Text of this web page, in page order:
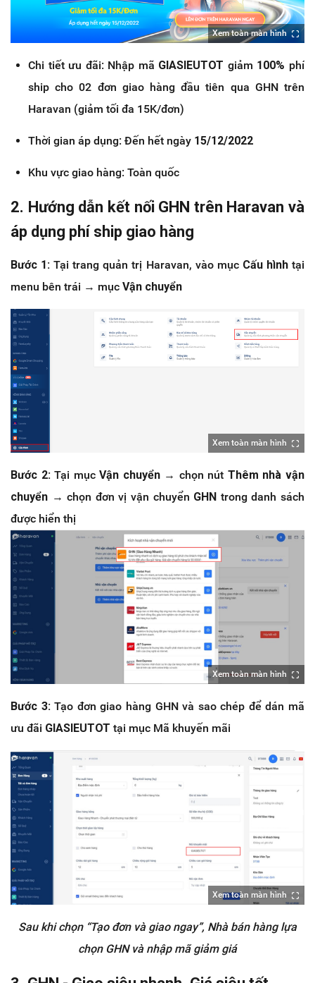
Xem toàn màn hình
Chi tiết ưu đãi: Nhập mã GIASIEUTOT giảm 100% phí
ship cho 02 đơn giao hàng đầu tiên qua GHN trên
Haravan (giảm tối đa 15K/đơn)
Thời gian áp dụng: Đến hết ngày 15/12/2022
Khu vực giao hàng: Toàn quốc
2. Hướng dẫn kết nối GHN trên Haravan và
áp dụng phí ship giao hàng
Bước 1: Tại trang quản trị Haravan, vào mụcCấu hìnhtại
menu bên trái → mục Vận chuyển
Xem toàn màn hình
Bước 2:Tại mụcVận chuyển→ chọn nút Thêm nhà vận
chuyển → chọn đơn vị vận chuyển GHN trong danh sách
được hiển thị
Xem toàn màn hình
Bước 3:Tạo đơn giao hàng GHN và sao chép để dán mã
ưu đãi GIASIEUTOT tại mục Mã khuyến mãi
Xem toàn màn hình
Sau khi chọn “Tạo đơn và giao ngay”, Nhà bán hàng lựa
chọn GHN và nhập mã giảm giá